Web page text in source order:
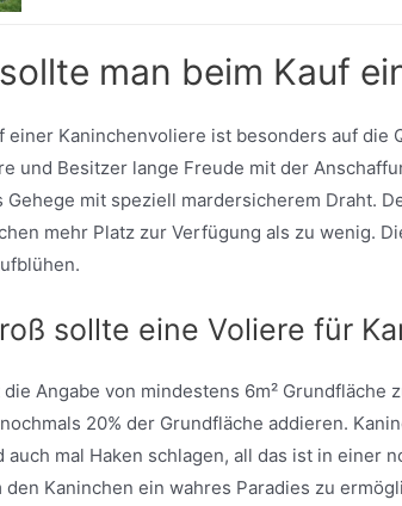
man beim Kauf
einer Kaninchenvoliere ist besonders auf die
und Besitzer lange Freude mit der
Gehege mit speziell mardersicherem Draht.
mehr Platz zur Verfügung als zu wenig.
sollte eine Voliere für
Angabe von mindestens 6m²
20% der Grundfläche addieren.
auch mal Haken schlagen, all das ist in einer
den Kaninchen ein wahres Paradies zu